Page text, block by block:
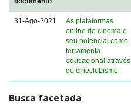
31-Ago-2021
As plataformas
online de cinema e
seu potencial como
ferramenta
educacional através
do cineclubismo
Busca facetada